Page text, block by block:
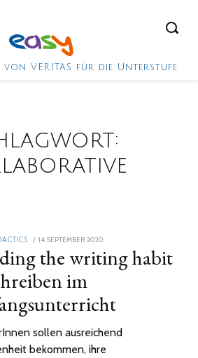
von VERITAS für die Unterstufe
POSTED
ON
14. SEPTEMBER 2020
FEBRUAR
2021
the writing habit
im
sollen ausreichend
bekommen, ihre